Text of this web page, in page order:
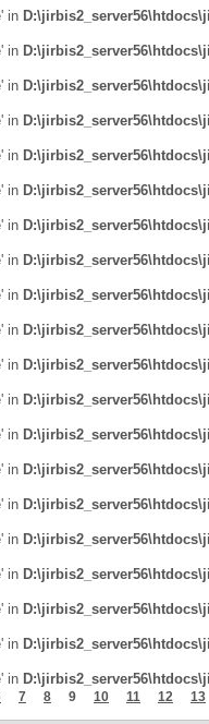
in
in
in
in
in
in
in
in
in
in
in
in
in
in
in
in
in
in
in
in
7 8 9 10 11 12 13